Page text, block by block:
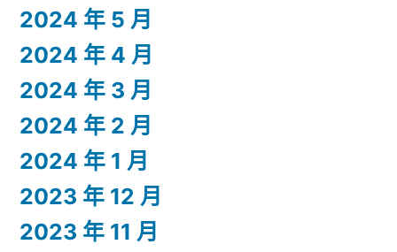
2024 年 5 月
2024 年 4 月
2024 年 3 月
2024 年 2 月
2024 年 1 月
2023 年 12 月
2023 年 11 月